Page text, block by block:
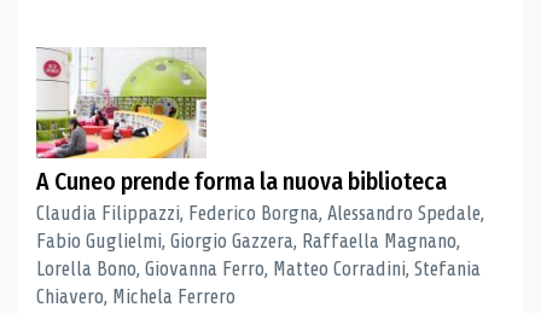
A Cuneo prende forma la nuova biblioteca
Claudia Filippazzi, Federico Borgna, Alessandro Spedale,
Fabio Guglielmi, Giorgio Gazzera, Raffaella Magnano,
Lorella Bono, Giovanna Ferro, Matteo Corradini, Stefania
Chiavero, Michela Ferrero